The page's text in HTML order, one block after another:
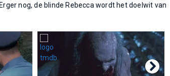
nog, de blinde Rebecca wordt het doelwit van